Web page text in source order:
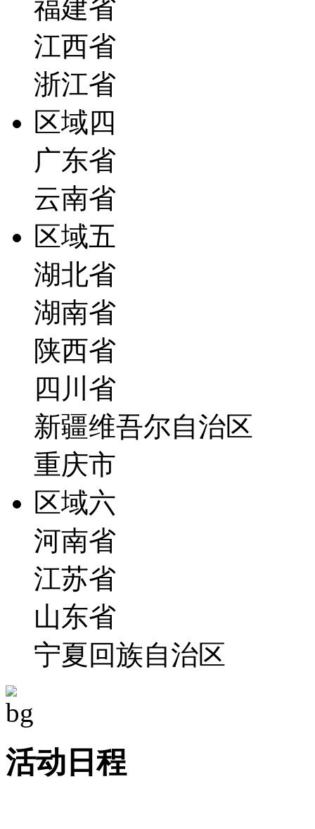
福建省
江西省
浙江省
区域四
广东省
云南省
区域五
湖北省
湖南省
陕西省
四川省
新疆维吾尔自治区
重庆市
区域六
河南省
江苏省
山东省
宁夏回族自治区
活动日程